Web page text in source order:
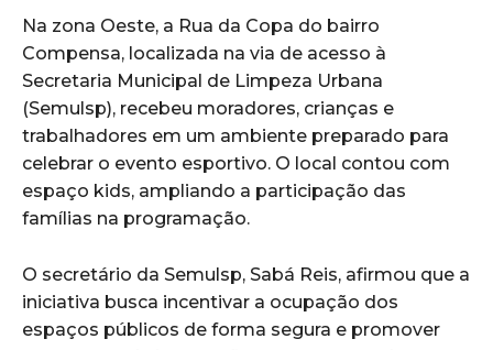
Na zona Oeste, a Rua da Copa do bairro
Compensa, localizada na via de acesso à
Secretaria Municipal de Limpeza Urbana
(Semulsp), recebeu moradores, crianças e
trabalhadores em um ambiente preparado para
celebrar o evento esportivo. O local contou com
espaço kids, ampliando a participação das
famílias na programação.
O secretário da Semulsp, Sabá Reis, afirmou que a
iniciativa busca incentivar a ocupação dos
espaços públicos de forma segura e promover